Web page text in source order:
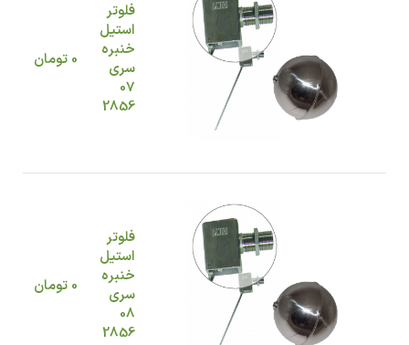
فلوتر
استیل
خنبره
سری
07
2856
0 تومان
فلوتر
استیل
خنبره
سری
08
2856
0 تومان